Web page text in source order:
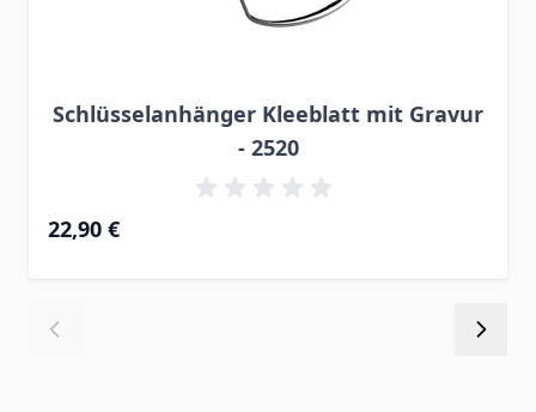
Schlüsselanhänger Kleeblatt mit Gravur
- 2520
22,90 €